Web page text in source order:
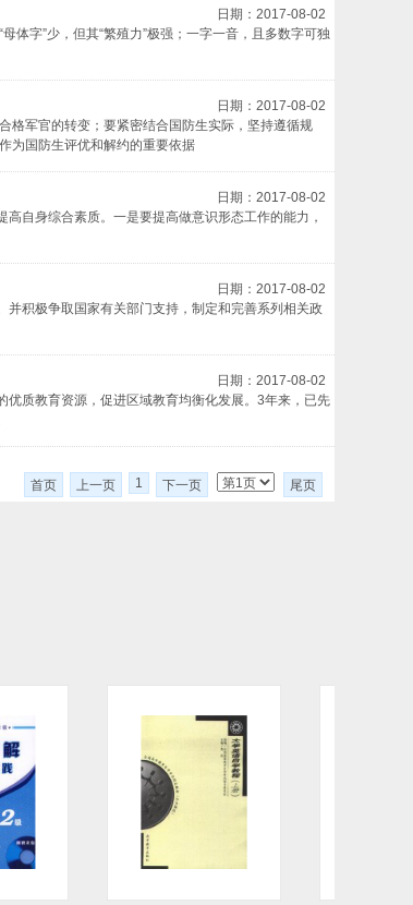
日期：2017-08-02
字”少，但其“繁殖力”极强；一字一音，且多数字可独
日期：2017-08-02
格军官的转变；要紧密结合国防生实际，坚持遵循规
为国防生评优和解约的重要依据
日期：2017-08-02
自身综合素质。一是要提高做意识形态工作的能力，
日期：2017-08-02
积极争取国家有关部门支持，制定和完善系列相关政
日期：2017-08-02
质教育资源，促进区域教育均衡化发展。3年来，已先
首页 上一页 1 下一页 尾页